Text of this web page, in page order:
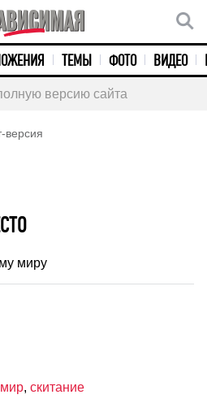
ТЕМЫ ФОТО ВИДЕО
версию сайта
версия
миру
мир, скитание